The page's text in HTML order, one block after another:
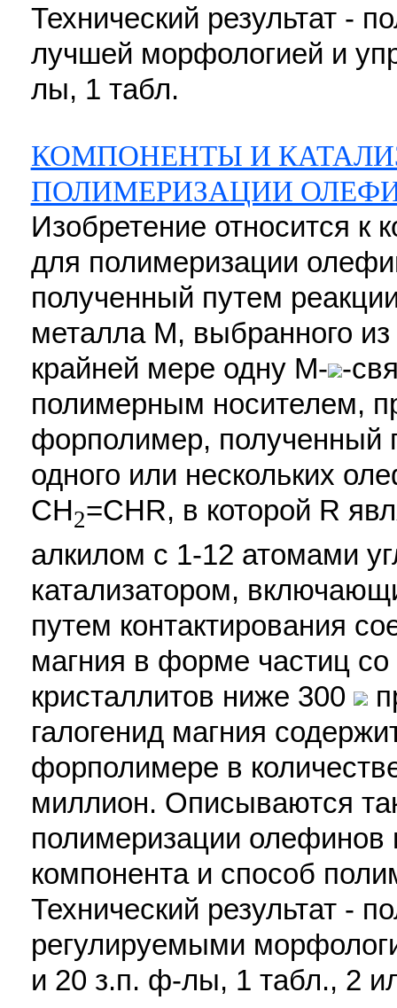
Технический результат -
лучшей морфологией и
лы, 1 табл.
КОМПОНЕНТЫ И
ПОЛИМЕРИЗАЦИИ
Изобретение относится к
для полимеризации
полученный путем
металла М, выбранного
крайней мере одну М- -
полимерным носителем,
форполимер, полученный
одного или нескольких
CH2=CHR, в которой R
алкилом с 1-12 атомами
катализатором,
путем контактирования
магния в форме частиц
кристаллитов ниже 300
галогенид магния
форполимере в
миллион. Описываются
полимеризации олефинов
компонента и способ
Технический результат -
регулируемыми
и 20 з.п. ф-лы, 1 табл., 2